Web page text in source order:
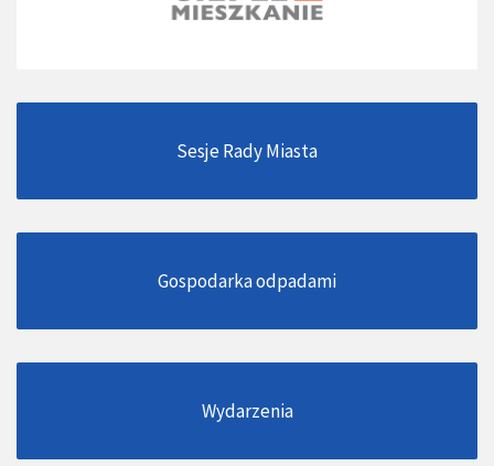
Sesje Rady Miasta
Gospodarka odpadami
Wydarzenia